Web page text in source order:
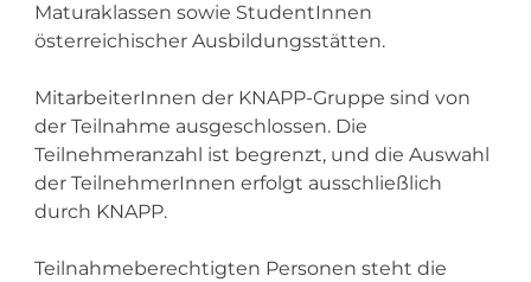
Maturaklassen sowie StudentInnen
österreichischer Ausbildungsstätten.
MitarbeiterInnen der KNAPP-Gruppe sind von
der Teilnahme ausgeschlossen. Die
Teilnehmeranzahl ist begrenzt, und die Auswahl
der TeilnehmerInnen erfolgt ausschließlich
durch KNAPP.
Teilnahmeberechtigten Personen steht die